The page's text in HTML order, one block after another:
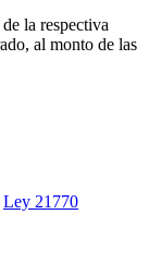
la respectiva
al monto de las
Ley 21770